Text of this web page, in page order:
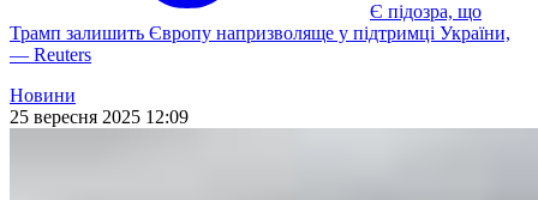
Є підозра, що
Трамп залишить Європу напризволяще у підтримці України,
— Reuters
Новини
25 вересня 2025 12:09